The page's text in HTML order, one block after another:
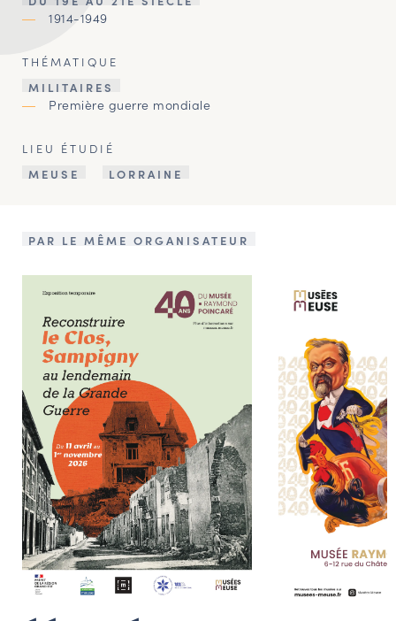
1914-1949
THÉMATIQUE
MILITAIRES
Première guerre mondiale
LIEU ÉTUDIÉ
MEUSE
LORRAINE
PAR LE MÊME ORGANISATEUR